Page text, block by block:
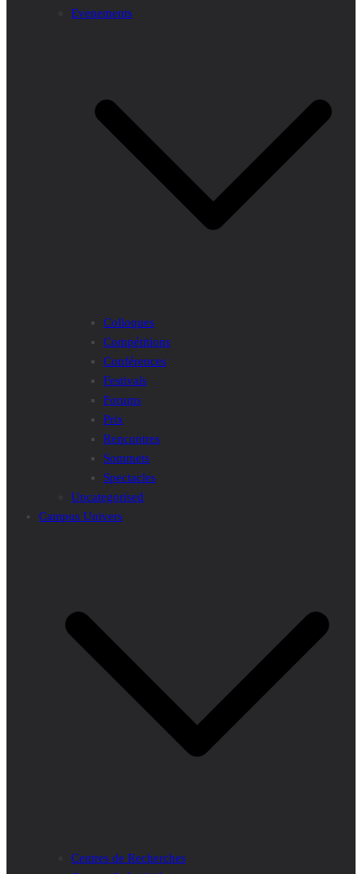
Evenements
Colloques
Compétitions
Conférences
Festivals
Forums
Prix
Rencontres
Sommets
Spectacles
Uncategorised
Campus Univers
Centres de Recherches